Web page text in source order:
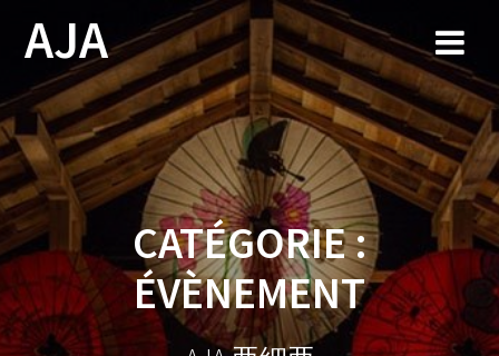
Skip
content
AJA
CATÉGORIE :
ÉVÈNEMENT